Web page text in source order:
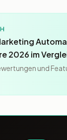
2026 im
und